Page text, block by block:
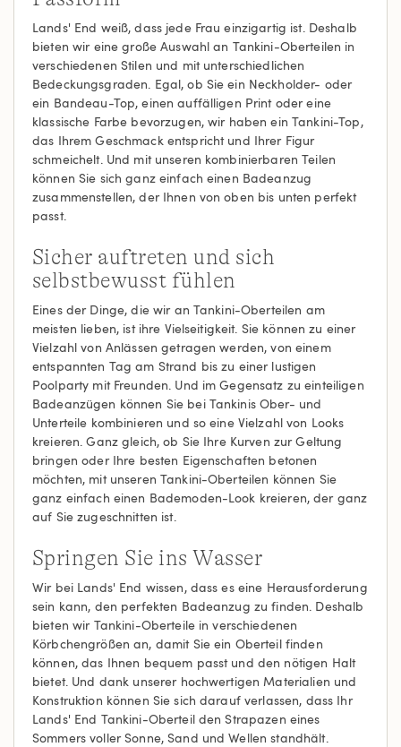
Lands' End weiß, dass jede Frau einzigartig ist. Deshalb
bieten wir eine große Auswahl an Tankini-Oberteilen in
verschiedenen Stilen und mit unterschiedlichen
Bedeckungsgraden. Egal, ob Sie ein Neckholder- oder
ein Bandeau-Top, einen auffälligen Print oder eine
klassische Farbe bevorzugen, wir haben ein Tankini-Top,
das Ihrem Geschmack entspricht und Ihrer Figur
schmeichelt. Und mit unseren kombinierbaren Teilen
können Sie sich ganz einfach einen Badeanzug
zusammenstellen, der Ihnen von oben bis unten perfekt
passt.
Sicher auftreten und sich
selbstbewusst fühlen
Eines der Dinge, die wir an Tankini-Oberteilen am
meisten lieben, ist ihre Vielseitigkeit. Sie können zu einer
Vielzahl von Anlässen getragen werden, von einem
entspannten Tag am Strand bis zu einer lustigen
Poolparty mit Freunden. Und im Gegensatz zu einteiligen
Badeanzügen können Sie bei Tankinis Ober- und
Unterteile kombinieren und so eine Vielzahl von Looks
kreieren. Ganz gleich, ob Sie Ihre Kurven zur Geltung
bringen oder Ihre besten Eigenschaften betonen
möchten, mit unseren Tankini-Oberteilen können Sie
ganz einfach einen Bademoden-Look kreieren, der ganz
auf Sie zugeschnitten ist.
Springen Sie ins Wasser
Wir bei Lands' End wissen, dass es eine Herausforderung
sein kann, den perfekten Badeanzug zu finden. Deshalb
bieten wir Tankini-Oberteile in verschiedenen
Körbchengrößen an, damit Sie ein Oberteil finden
können, das Ihnen bequem passt und den nötigen Halt
bietet. Und dank unserer hochwertigen Materialien und
Konstruktion können Sie sich darauf verlassen, dass Ihr
Lands' End Tankini-Oberteil den Strapazen eines
Sommers voller Sonne, Sand und Wellen standhält.